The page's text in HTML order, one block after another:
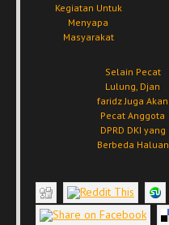
Kegiatan Untuk
Menyapa
Masyarakat
Selain Pecat
Lulung, Djan
faridz Juga Akan
Pecat Anggota
DPRD DKI yang
Berbeda Haluan